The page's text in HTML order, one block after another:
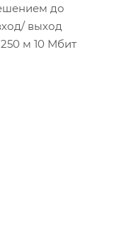
до
выход
м 10 Мбит